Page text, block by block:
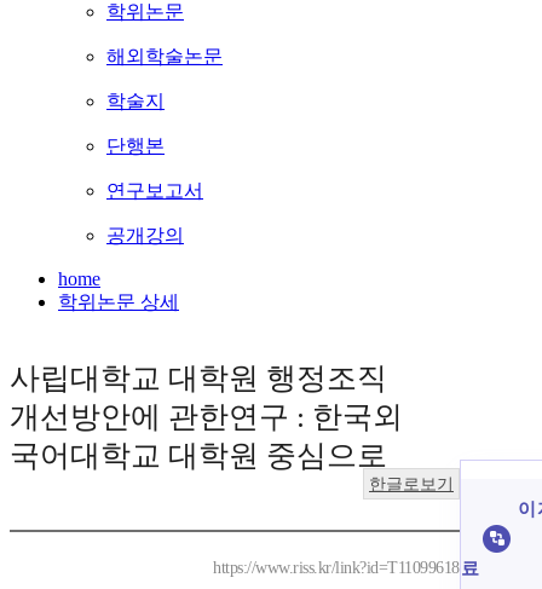
학위논문
해외학술논문
학술지
단행본
연구보고서
공개강의
home
학위논문 상세
사립대학교 대학원 행정조직
개선방안에 관한연구 : 한국외
국어대학교 대학원 중심으로
한글로보기
https://www.riss.kr/link?id=T11099618
이
료